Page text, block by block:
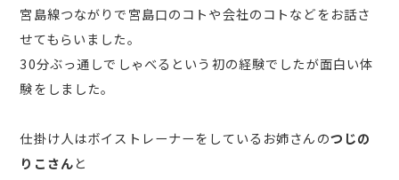
宮島線つながりで宮島口のコトや会社のコトなどをお話さ
せてもらいました。
30分ぶっ通しでしゃべるという初の経験でしたが面白い体
験をしました。
仕掛け人はボイストレーナーをしているお姉さんのつじの
りこさんと